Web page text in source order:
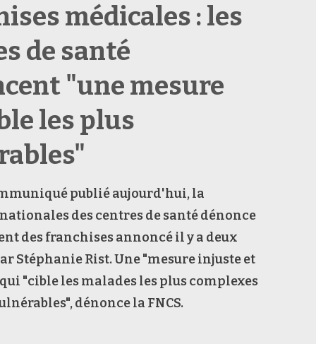
médicales : les
de santé
"une mesure
les plus
publié aujourd'hui, la
des centres de santé dénonce
des franchises annoncé il y a deux
Stéphanie Rist. Une "mesure injuste et
"cible les malades les plus complexes
dénonce la FNCS.